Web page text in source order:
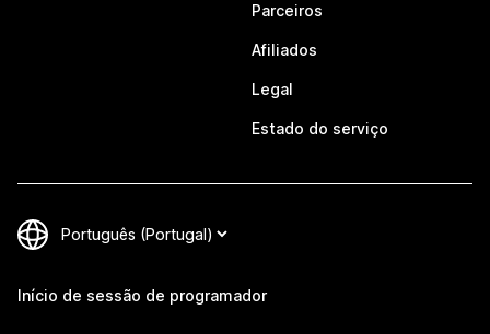
Parceiros
Afiliados
Legal
Estado do serviço
Início de sessão de programador